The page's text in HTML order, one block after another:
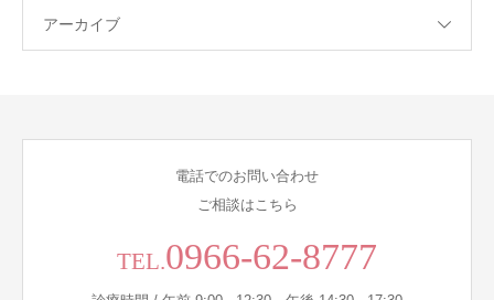
アーカイブ
電話でのお問い合わせ
ご相談はこちら
TEL.0966-62-8777